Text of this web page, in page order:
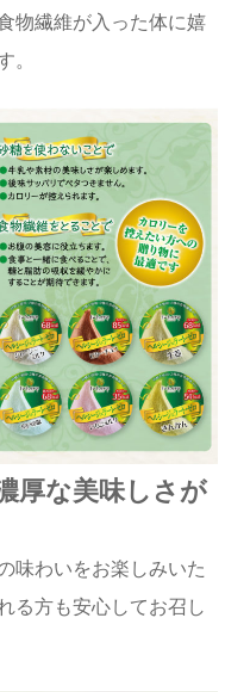
物繊維が入った体に嬉
。
厚な美味しさが
味わいをお楽しみいた
る方も安心してお召し